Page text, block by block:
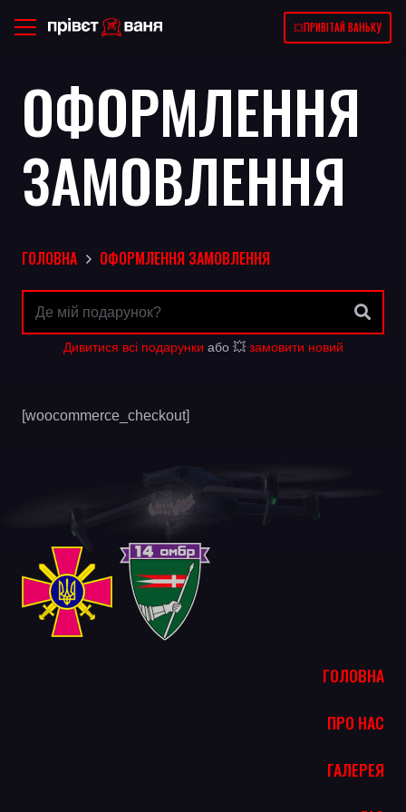
💥ПРИВІТАЙ ВАНЬКУ
ОФОРМЛЕННЯ
ЗАМОВЛЕННЯ
ГОЛОВНА ОФОРМЛЕННЯ ЗАМОВЛЕННЯ
Дивитися всі подарунки або 💥замовити новий
[woocommerce_checkout]
ГОЛОВНА
ПРО НАС
ГАЛЕРЕЯ